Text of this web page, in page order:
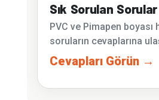
Sık Sorulan Sorular
PVC ve Pimapen boyası
soruların cevaplarına
Cevapları Görün →